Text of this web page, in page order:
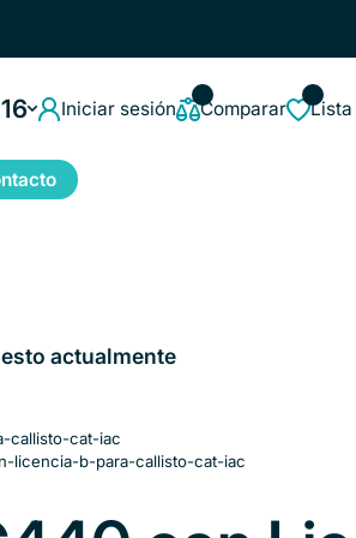
Iniciar sesión Comparar Lista
actualmente
callisto-cat-iac
licencia-b-para-callisto-cat-iac